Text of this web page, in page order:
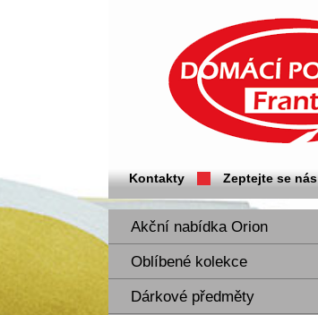
Kontakty Zeptejte se nás
Akční nabídka Orion
Oblíbené kolekce
Dárkové předměty